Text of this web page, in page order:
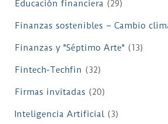
Educación financiera (29)
Finanzas sostenibles – Cambio
Finanzas y "Séptimo Arte" (13)
Fintech-Techfin (32)
Firmas invitadas (20)
Inteligencia Artificial(3)